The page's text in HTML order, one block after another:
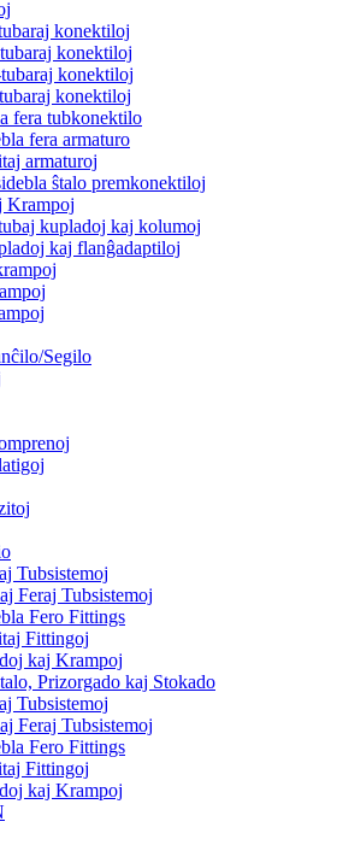
konektiloj
konektiloj
konektiloj
konektiloj
fera tubkonektilo
fera armaturo
armaturoj
ŝtalo premkonektiloj
Krampoj
kupladoj kaj kolumoj
kaj flanĝadaptiloj
Segilo
Tubsistemoj
Feraj Tubsistemoj
Fero Fittings
Fittingoj
kaj Krampoj
Prizorgado kaj Stokado
Tubsistemoj
Feraj Tubsistemoj
Fero Fittings
Fittingoj
kaj Krampoj